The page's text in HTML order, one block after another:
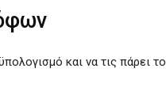
και να τις πάρει το